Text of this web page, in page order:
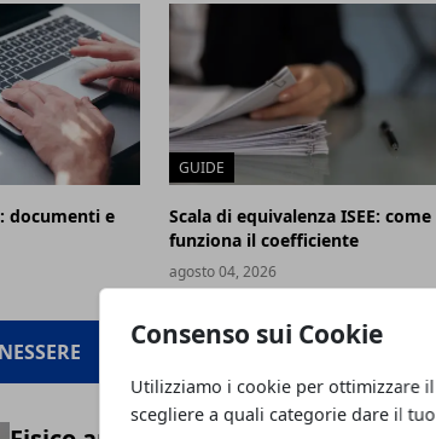
Consenso sui Cookie
Utilizziamo i cookie per ottimizzare
scegliere a quali categorie dare il
documenti e
GUIDE
Scala di equivalenza ISEE: come
funziona il coefficiente
agosto 04, 2026